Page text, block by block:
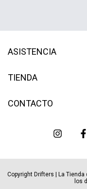
ASISTENCIA
TIENDA
CONTACTO
Copyright Drifters | La Tienda
los